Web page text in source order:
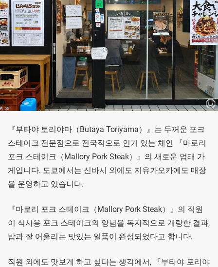
『부타야 토리야마（Butaya Toriyama）』는 두꺼운 포크
스테이크 전문점으로 전국적으로 인기 있는 체인 『마로리
포크 스테이크（Mallory Pork Steak）』의 새로운 업태 가
게입니다. 도쿄에서는 신바시 외에도 지유가오카에도 매장
을 운영하고 있습니다.
『마로리 포크 스테이크（Mallory Pork Steak）』의 직원
이 식사용 포크 스테이크의 양념을 독자적으로 개량한 결과,
밥과 잘 어울리는 맛있는 일품이 완성되었다고 합니다.
직원 외에도 맛보게 하고 싶다는 생각에서, 『부타야 토리야